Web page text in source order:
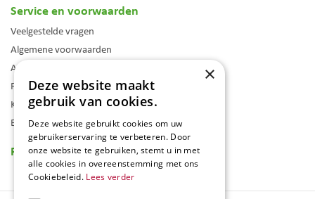
Service en voorwaarden
Veelgestelde vragen
Algemene voorwaarden
Assortiment
Folder
Klantenkaart
Blog
Reviews
×
Deze website maakt
gebruik van cookies.
Deze website gebruikt cookies om uw
gebruikerservaring te verbeteren. Door
onze website te gebruiken, stemt u in met
alle cookies in overeenstemming met ons
Cookiebeleid. Lees verder